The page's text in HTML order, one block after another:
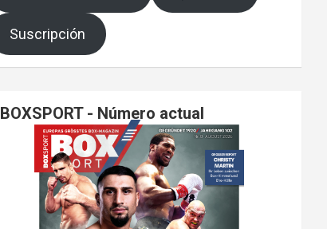
Suscripción
BOXSPORT - Número actual